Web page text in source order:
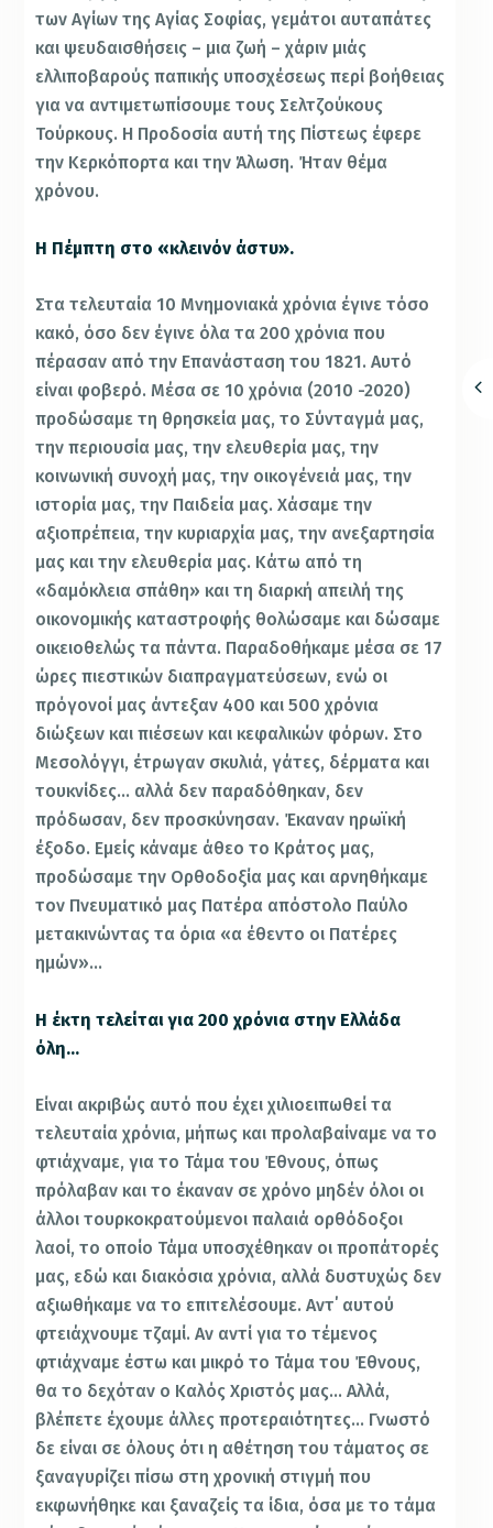
των Αγίων της Αγίας Σοφίας, γεμάτοι αυταπάτες
και ψευδαισθήσεις – μια ζωή – χάριν μιάς
ελλιποβαρούς παπικής υποσχέσεως περί βοήθειας
για να αντιμετωπίσουμε τους Σελτζούκους
Τούρκους. Η Προδοσία αυτή της Πίστεως έφερε
την Κερκόπορτα και την Άλωση. Ήταν θέμα
χρόνου.
Η Πέμπτη στο «κλεινόν άστυ».
Στα τελευταία 10 Μνημονιακά χρόνια έγινε τόσο
κακό, όσο δεν έγινε όλα τα 200 χρόνια που
πέρασαν από την Επανάσταση του 1821. Αυτό
είναι φοβερό. Μέσα σε 10 χρόνια (2010 -2020)
προδώσαμε τη θρησκεία μας, το Σύνταγμά μας,
την περιουσία μας, την ελευθερία μας, την
κοινωνική συνοχή μας, την οικογένειά μας, την
ιστορία μας, την Παιδεία μας. Χάσαμε την
αξιοπρέπεια, την κυριαρχία μας, την ανεξαρτησία
μας και την ελευθερία μας. Κάτω από τη
«δαμόκλεια σπάθη» και τη διαρκή απειλή της
οικονομικής καταστροφής θολώσαμε και δώσαμε
οικειοθελώς τα πάντα. Παραδοθήκαμε μέσα σε 17
ώρες πιεστικών διαπραγματεύσεων, ενώ οι
πρόγονοί μας άντεξαν 400 και 500 χρόνια
διώξεων και πιέσεων και κεφαλικών φόρων. Στο
Μεσολόγγι, έτρωγαν σκυλιά, γάτες, δέρματα και
τουκνίδες… αλλά δεν παραδόθηκαν, δεν
πρόδωσαν, δεν προσκύνησαν. Έκαναν ηρωϊκή
έξοδο. Εμείς κάναμε άθεο το Κράτος μας,
προδώσαμε την Ορθοδοξία μας και αρνηθήκαμε
τον Πνευματικό μας Πατέρα απόστολο Παύλο
μετακινώντας τα όρια «α έθεντο οι Πατέρες
ημών»…
Η έκτη τελείται για 200 χρόνια στην Ελλάδα
όλη…
Είναι ακριβώς αυτό που έχει χιλιοειπωθεί τα
τελευταία χρόνια, μήπως και προλαβαίναμε να το
φτιάχναμε, για το Τάμα του Έθνους, όπως
πρόλαβαν και το έκαναν σε χρόνο μηδέν όλοι οι
άλλοι τουρκοκρατούμενοι παλαιά ορθόδοξοι
λαοί, το οποίο Τάμα υποσχέθηκαν οι προπάτορές
μας, εδώ και διακόσια χρόνια, αλλά δυστυχώς δεν
αξιωθήκαμε να το επιτελέσουμε. Αντ΄ αυτού
φτειάχνουμε τζαμί. Αν αντί για το τέμενος
φτιάχναμε έστω και μικρό το Τάμα του Έθνους,
θα το δεχόταν ο Καλός Χριστός μας… Αλλά,
βλέπετε έχουμε άλλες προτεραιότητες… Γνωστό
δε είναι σε όλους ότι η αθέτηση του τάματος σε
ξαναγυρίζει πίσω στη χρονική στιγμή που
εκφωνήθηκε και ξαναζείς τα ίδια, όσα με το τάμα